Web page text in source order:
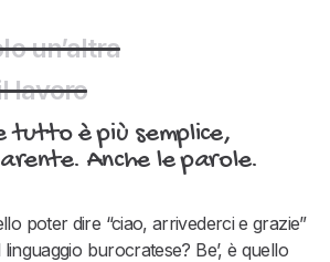
un’altra
lavoro
tutto è più semplice,
Anche le parole.
poter dire “ciao, arrivederci e grazie”
burocratese? Be’, è quello